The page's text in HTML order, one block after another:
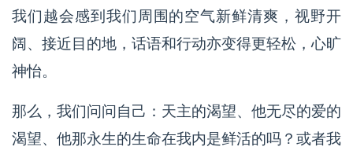
我们越会感到我们周围的空气新鲜清爽，视野开
阔、接近目的地，话语和行动亦变得更轻松，心旷
神怡。
那么，我们问问自己：天主的渴望、他无尽的爱的
渴望、他那永生的生命在我内是鲜活的吗？或者我